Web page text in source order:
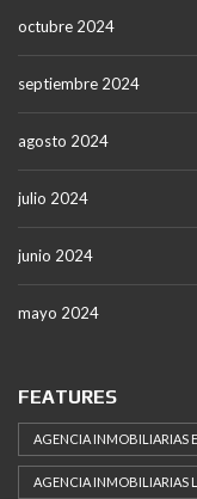
octubre 2024
septiembre 2024
agosto 2024
julio 2024
junio 2024
mayo 2024
FEATURES
AGENCIA INMOBILIARIAS
AGENCIA INMOBILIARIAS